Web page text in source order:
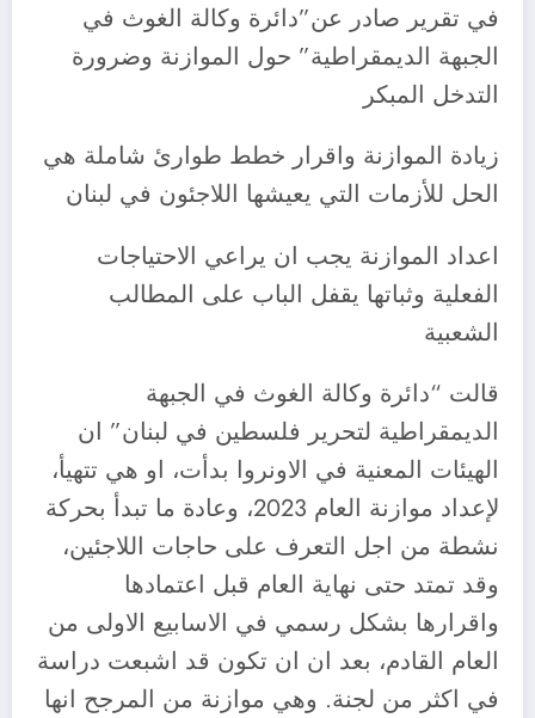
في تقرير صادر عن”دائرة وكالة الغوث في
الجبهة الديمقراطية” حول الموازنة وضرورة
التدخل المبكر
زيادة الموازنة واقرار خطط طوارئ شاملة هي
الحل للأزمات التي يعيشها اللاجئون في لبنان
اعداد الموازنة يجب ان يراعي الاحتياجات
الفعلية وثباتها يقفل الباب على المطالب
الشعبية
قالت “دائرة وكالة الغوث في الجبهة
الديمقراطية لتحرير فلسطين في لبنان” ان
الهيئات المعنية في الاونروا بدأت، او هي تتهيأ،
لإعداد موازنة العام 2023، وعادة ما تبدأ بحركة
نشطة من اجل التعرف على حاجات اللاجئين،
وقد تمتد حتى نهاية العام قبل اعتمادها
واقرارها بشكل رسمي في الاسابيع الاولى من
العام القادم، بعد ان ان تكون قد اشبعت دراسة
في اكثر من لجنة. وهي موازنة من المرجح انها